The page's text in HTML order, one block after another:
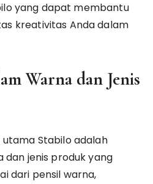
yang dapat membantu
kreativitas Anda dalam
Warna dan Jenis
utama Stabilo adalah
jenis produk yang
dari pensil warna,